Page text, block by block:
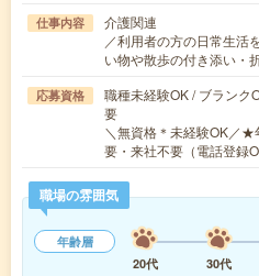
仕事内容
介護関連
／利用者の方の日常生
い物や散歩の付き添い・
応募資格
職種未経験OK / ブランク
要
＼無資格＊未経験OK／
要・来社不要（電話登
職場の雰囲気
年齢層
20代
30代